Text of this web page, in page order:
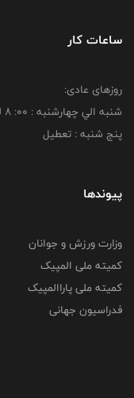
ساعات کار
روزهای عادی:
شنبه الي چهارشنبه : 00: 8 لغايت 16:00
پنج شنبه : تعطیل
پیوندها
وزارت ورزش و جوانان
کمیته ملی المپیک
کمیته ملی پاراالمپیک
فدراسیون جهانی